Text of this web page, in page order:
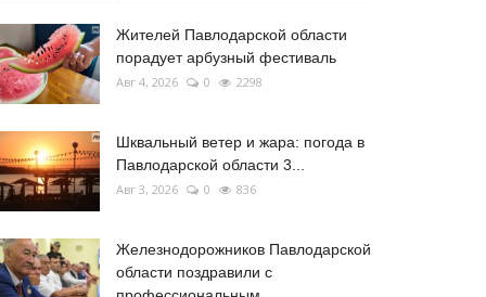
Жителей Павлодарской области
порадует арбузный фестиваль
Авг 4, 2026 0 2298
Шквальный ветер и жара: погода в
Павлодарской области 3...
Авг 3, 2026 0 836
Железнодорожников Павлодарской
области поздравили с